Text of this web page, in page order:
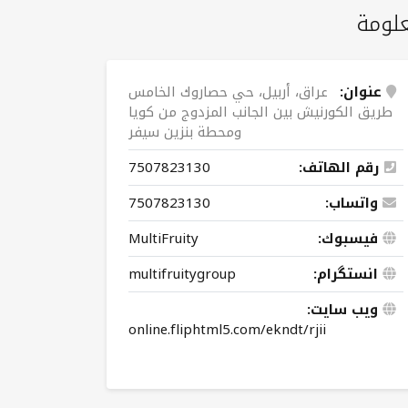
عنوان: عراق، أربيل، حي حصاروك الخامس
طريق الكورنيش بين الجانب المزدوج من كويا
ومحطة بنزين سيفر
رقم الهاتف:
7507823130
واتساب:
7507823130
فيسبوك:
MultiFruity
انستگرام:
multifruitygroup
ویب سایت:
online.fliphtml5.com/ekndt/rjii